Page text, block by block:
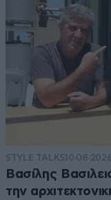
STYLE TALKS
Βασίλης
την